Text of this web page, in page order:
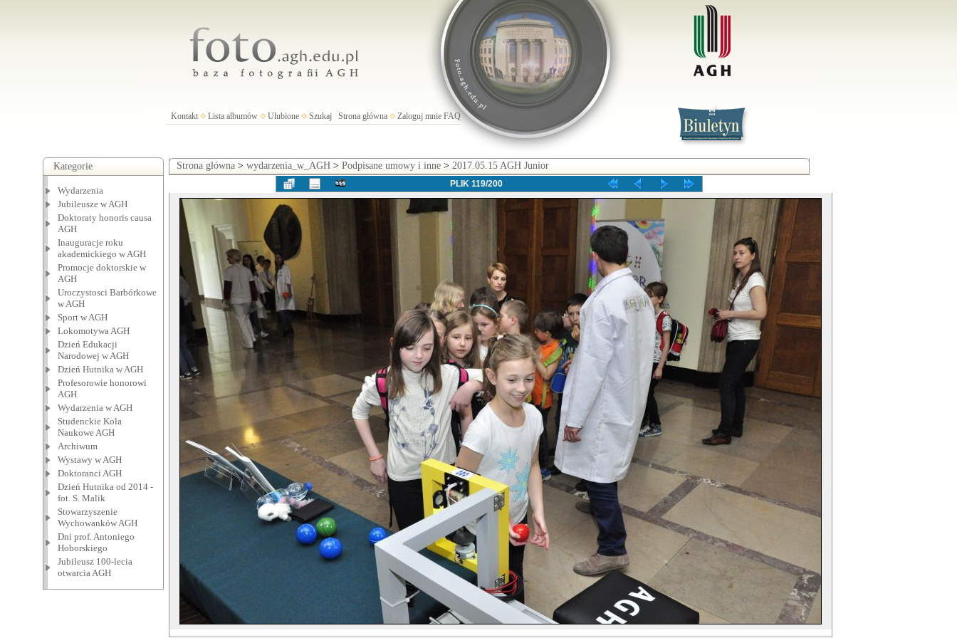
Kontakt Lista albumów Ulubione Szukaj Strona główna Zaloguj mnie FAQ
Kategorie
Wydarzenia
Jubileusze w AGH
Doktoraty honoris causa
AGH
Inauguracje roku
akademickiego w AGH
Promocje doktorskie w
AGH
Uroczystosci Barbórkowe
w AGH
Sport w AGH
Lokomotywa AGH
Dzień Edukacji
Narodowej w AGH
Dzień Hutnika w AGH
Profesorowie honorowi
AGH
Wydarzenia w AGH
Studenckie Koła
Naukowe AGH
Archiwum
Wystawy w AGH
Doktoranci AGH
Dzień Hutnika od 2014 -
fot. S. Malik
Stowarzyszenie
Wychowanków AGH
Dni prof. Antoniego
Hoborskiego
Jubileusz 100-lecia
otwarcia AGH
Strona główna> wydarzenia_w_AGH> Podpisane umowy i inne> 2017.05.15 AGH Junior
PLIK 119/200